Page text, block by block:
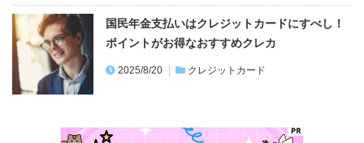
国民年金支払いはクレジットカードにすべし！
ポイントがお得なおすすめクレカ
2025/8/20 クレジットカード